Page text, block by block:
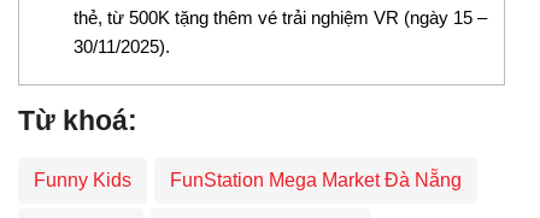
thẻ, từ 500K tặng thêm vé trải nghiệm VR (ngày 15 –
30/11/2025).
Từ khoá:
Funny Kids FunStation Mega Market Đà Nẵng